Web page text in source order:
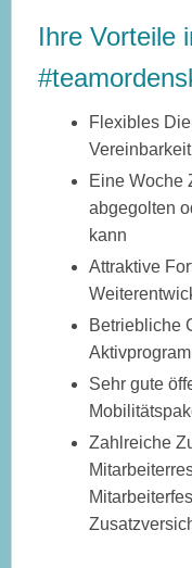
Ihre Vorteile
Flexibles
Eine Woche
abgegolten
kann
Attraktive
Betriebliche
Sehr gute
Zahlreiche